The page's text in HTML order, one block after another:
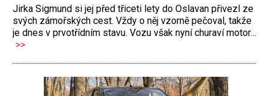
Jirka Sigmund si jej před třiceti lety do Oslavan přivezl ze
svých zámořských cest. Vždy o něj vzorně pečoval, takže
je dnes v prvotřídním stavu. Vozu však nyní churaví motor…
>>